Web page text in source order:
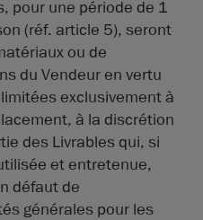
pour une période de 1
(réf. article 5), seront
ou de
du Vendeur en vertu
exclusivement à
à la discrétion
des Livrables qui, si
et entretenue,
défaut de
générales pour les